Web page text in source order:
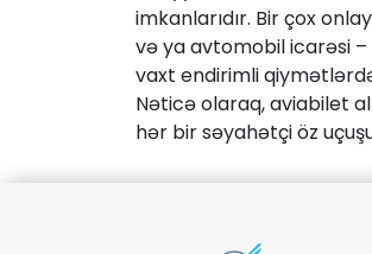
imkanlarıdır. Bir çox
və ya avtomobil icarəsi –
vaxt endirimli
Nəticə olaraq, aviabilet
hər bir səyahətçi öz